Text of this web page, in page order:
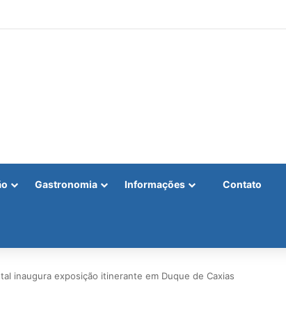
Gastronomia Informações Contato
inaugura exposição itinerante em Duque de Caxias